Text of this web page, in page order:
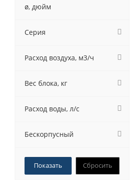
ø, дюйм
Серия
Расход воздуха, м3/ч
Вес блока, кг
Расход воды, л/с
Бескорпусный
Сбросить